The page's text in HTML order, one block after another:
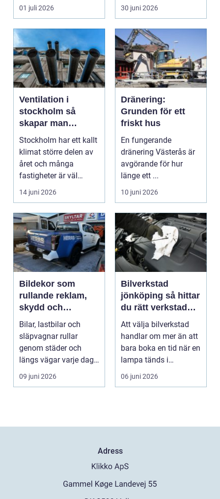
plåtbearbetning. I en
industriregion som ...
01 juli 2026
stenbrott och åte...
30 juni 2026
Ventilation i
stockholm så
skapar man
hälsosam och
energieffektiv
inomhusluft
Stockholm har ett kallt
klimat större delen av
året och många
fastigheter är väl
isolerade för att s...
14 juni 2026
Dränering:
Grunden för ett
friskt hus
En fungerande
dränering Västerås är
avgörande för hur
länge ett ...
10 juni 2026
Bildekor som
rullande reklam,
skydd och
personlig stil
Bilar, lastbilar och
släpvagnar rullar
genom städer och
längs vägar varje dag.
De passerar
tusentals...
09 juni 2026
Bilverkstad
jönköping så hittar
du rätt verkstad
för din bil
Att välja bilverkstad
handlar om mer än att
bara boka en tid när en
lampa tänds i
instrumentpanelen....
06 juni 2026
Adress